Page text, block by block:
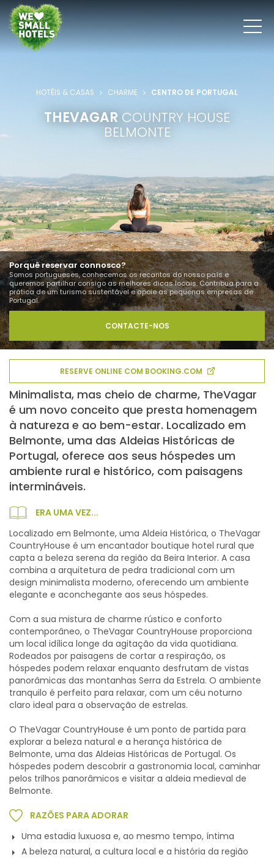
HOTÉIS & CASAS CHARME CENTRO DE PORTUGAL
THEVAGAR COUNTRY HOUSE
BELMONTE
Porquê reservar connosco?
Somos portugueses, conhecemos os recantos do nosso país e
queremos partilhar consigo as melhores dicas locais. Contribua para a
prática de um turismo sustentável e apoie as pequenas empresas de
Portugal.
CONTACTE-NOS
RESERVE ONLINE COM BOOKING.COM
Minimalista, mas cheio de charme, TheVagar
é um novo conceito que presta homenagem
à natureza e ao bem-estar. Localizado em
Belmonte, uma das Aldeias Históricas de
Portugal, oferece aos seus hóspedes um
ambiente rural e histórico, com paisagens
intermináveis.
ERA UMA VEZ...
Localizado em Belmonte, uma Aldeia Histórica, o TheVagar
CountryHouse é um encantador boutique hotel rural que
capta a beleza serena da região da Beira Interior. A casa
combina a arquitetura de pedra tradicional com um
design minimalista moderno, oferecendo um ambiente
elegante e aconchegante aos seus hóspedes.
Com a sua mistura de charme rústico e conforto
contemporâneo, o TheVagar CountryHouse proporciona
um local idílica longe da agitação da vida quotidiana.
Rodeados por paisagens de cortar a respiração, os
hóspedes podem relaxar enquanto desfrutam de vistas
panorâmicas das montanhas Serra da Estrela. O ambiente
tranquilo é perfeito para relaxar, com um céu noturno
claro ideal para a observação de estrelas.
O TheVagar CountryHouse é um ponto de partida para
explorar a beleza natural e a herança histórica de
Belmonte, uma das Aldeias Históricas de Portugal. Os
hóspedes podem descobrir a gastronomia local, caminhar
pelos trilhos panorâmicos e visitar a aldeia medieval de
Belmonte.
RAZÕES PARA ADORAR
Uma estadia luxuosa e, ao mesmo tempo, íntima
A beleza natural, a cultura local e a história da região